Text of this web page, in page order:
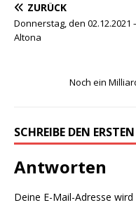
ZURÜCK
Donnerstag, den
Altona
Noch ein
SCHREIBE DEN
Antworten
Deine E-Mail-Adresse